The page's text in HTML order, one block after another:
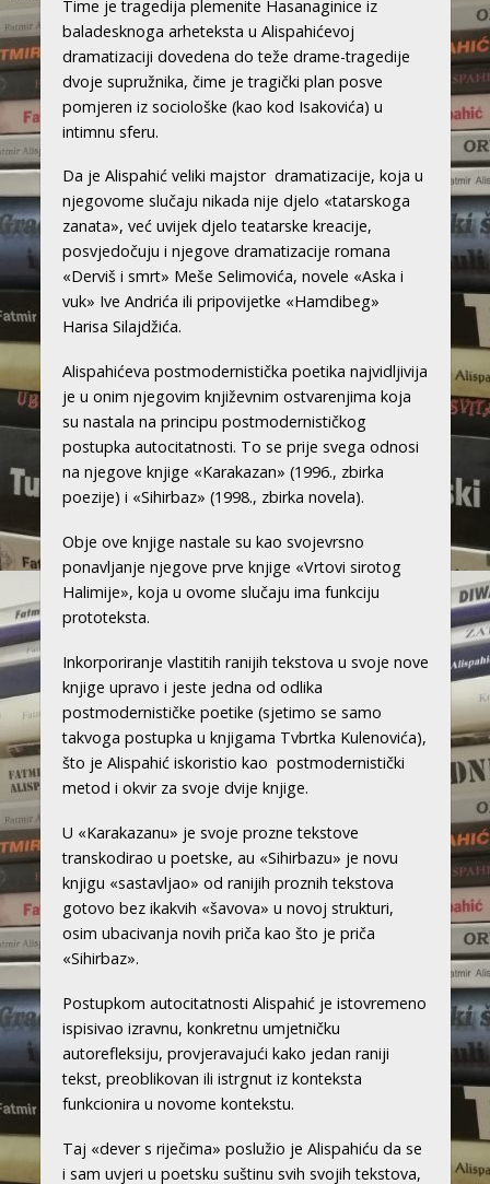
Time je tragedija plemenite Hasanaginice iz
baladesknoga arheteksta u Alispahićevoj
dramatizaciji dovedena do teže drame-tragedije
dvoje supružnika, čime je tragički plan posve
pomjeren iz sociološke (kao kod Isakovića) u
intimnu sferu.
Da je Alispahić veliki majstor dramatizacije, koja u
njegovome slučaju nikada nije djelo «tatarskoga
zanata», već uvijek djelo teatarske kreacije,
posvjedočuju i njegove dramatizacije romana
«Derviš i smrt» Meše Selimovića, novele «Aska i
vuk» Ive Andrića ili pripovijetke «Hamdibeg»
Harisa Silajdžića.
Alispahićeva postmodernistička poetika najvidljivija
je u onim njegovim književnim ostvarenjima koja
su nastala na principu postmodernističkog
postupka autocitatnosti. To se prije svega odnosi
na njegove knjige «Karakazan» (1996., zbirka
poezije) i «Sihirbaz» (1998., zbirka novela).
Obje ove knjige nastale su kao svojevrsno
ponavljanje njegove prve knjige «Vrtovi sirotog
Halimije», koja u ovome slučaju ima funkciju
prototeksta.
Inkorporiranje vlastitih ranijih tekstova u svoje nove
knjige upravo i jeste jedna od odlika
postmodernističke poetike (sjetimo se samo
takvoga postupka u knjigama Tvbrtka Kulenovića),
što je Alispahić iskoristio kao postmodernistički
metod i okvir za svoje dvije knjige.
U «Karakazanu» je svoje prozne tekstove
transkodirao u poetske, au «Sihirbazu» je novu
knjigu «sastavljao» od ranijih proznih tekstova
gotovo bez ikakvih «šavova» u novoj strukturi,
osim ubacivanja novih priča kao što je priča
«Sihirbaz».
Postupkom autocitatnosti Alispahić je istovremeno
ispisivao izravnu, konkretnu umjetničku
autorefleksiju, provjeravajući kako jedan raniji
tekst, preoblikovan ili istrgnut iz konteksta
funkcionira u novome kontekstu.
Taj «dever s riječima» poslužio je Alispahiću da se
i sam uvjeri u poetsku suštinu svih svojih tekstova,